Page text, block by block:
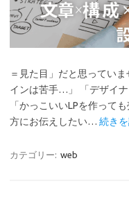
＝見た目」だと思ってい
インは苦手…」 「デザイナ
「かっこいいLPを作って
方にお伝えしたい… 続き
カテゴリー: web